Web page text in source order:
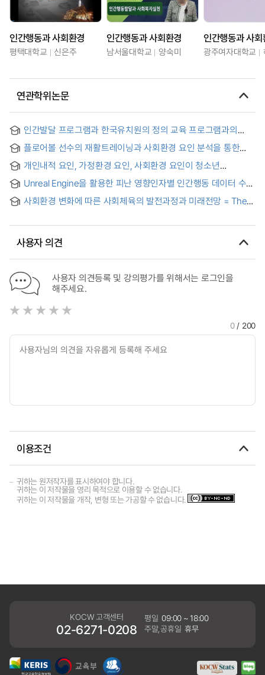
인간행동과 사회환경
평택대학교 신은주
인간행동과 사회환경
남서울대학교 양숙미
인간행동과 사
광주여자대학교
연관학위논문
인간발달 프로그램과 한국유치원의 정의 교육 프로그램과의
COMPARATIVE STUDY BETWEEN THE HUMAN
DEVELOPMENT PROGRAM AND THE KOREAN E
KINDERGARTEN'S AFFECTIVE EDUCATIONAL PROGRAM
플로어볼 선수의 재활트레이닝과 사회환경 요인 분석을 통한
Support System for Floorball Athletes Based on an
Analysis of Rehabilitation Training and Socio-Environmental
Factors
개인내적 요인, 가정환경 요인, 사회환경 요인이 청소년
Effect of Intrapersonal Variables, Familial Variables, and
Social Environment Variables on Smart Media Addiction of
Youth
Unreal Engine을 활용한 피난 영향인자별 인간행동 데이터 수집
사회환경 변화에 따른 사회체육의 발전과정과 미래전망 = The
사용자 의견
사용자 의견등록 및 강의평가를 위해서는 로그인을
해주세요.
0/ 200
이용조건
귀하는 원저작자를 표시하여야 합니다.
귀하는 이 저작물을 영리 목적으로 이용할 수 없습니다.
귀하는 이 저작물을 개작, 변형 또는 가공할 수 없습니다.
KOCW 고객센터
02-6271-0208
평일 09:00 ~ 18:00
주말,공휴일 휴무